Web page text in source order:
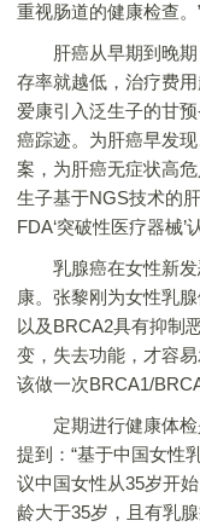
重视肠道的健康检查。
肝癌从早期到晚期
存率就越低，治疗费
爱康引入泛生子的甘
癌踪迹。为肝癌早发
案，为肝癌无症状高
生子基于NGS技术的
FDA‘突破性医疗器械’
乳腺癌在女性新发
康。张黎刚为女性乳
以及BRCA2具有抑制
变，失去功能，才容
该做一次BRCA1/
定期进行健康体检
提到：“基于中国女性
议中国女性从35岁开
龄大于35岁，且有乳